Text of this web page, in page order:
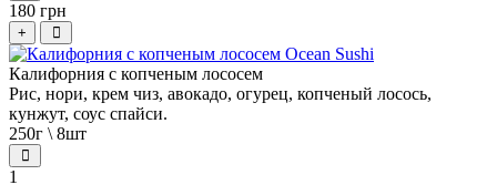
180 грн
+
Калифорния с копченым лососем
Рис, нори, крем чиз, авокадо, огурец, копченый лосось,
кунжут, соус спайси.
250г \ 8шт
1